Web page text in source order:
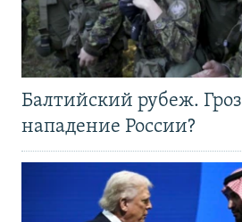
Балтийский рубеж.
нападение России?